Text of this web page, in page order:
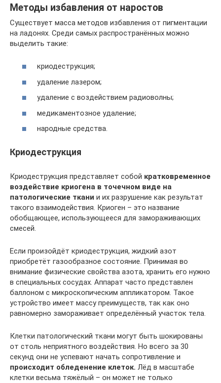
Методы избавления от наростов
Существует масса методов избавления от пигментации
на ладонях. Среди самых распространённых можно
выделить такие:
криодеструкция;
удаление лазером;
удаление с воздействием радиоволны;
медикаментозное удаление;
народные средства.
Криодеструкция
Криодеструкция представляет собой кратковременное
воздействие криогена в точечном виде на
патологические ткани и их разрушение как результат
такого взаимодействия. Криоген – это название
обобщающее, использующееся для замораживающих
смесей.
Если произойдёт криодеструкция, жидкий азот
приобретёт газообразное состояние. Принимая во
внимание физические свойства азота, хранить его нужно
в специальных сосудах. Аппарат часто представлен
баллоном с микроскопическим аппликатором. Такое
устройство имеет массу преимуществ, так как оно
равномерно замораживает определённый участок тела.
Клетки патологический ткани могут быть шокированы
от столь неприятного воздействия. Но всего за 30
секунд они не успевают начать сопротивление и
происходит обледенение клеток. Лёд в масштабе
клетки весьма тяжёлый – он может не только